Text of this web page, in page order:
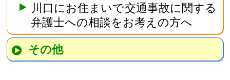
川口にお住まいで交通事故に関する
弁護士への相談をお考えの方へ
その他